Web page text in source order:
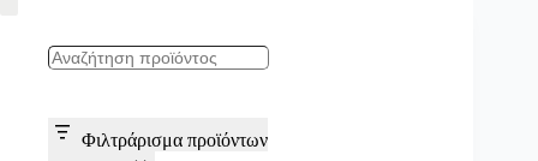
Search
Φιλτράρισμα προϊόντων